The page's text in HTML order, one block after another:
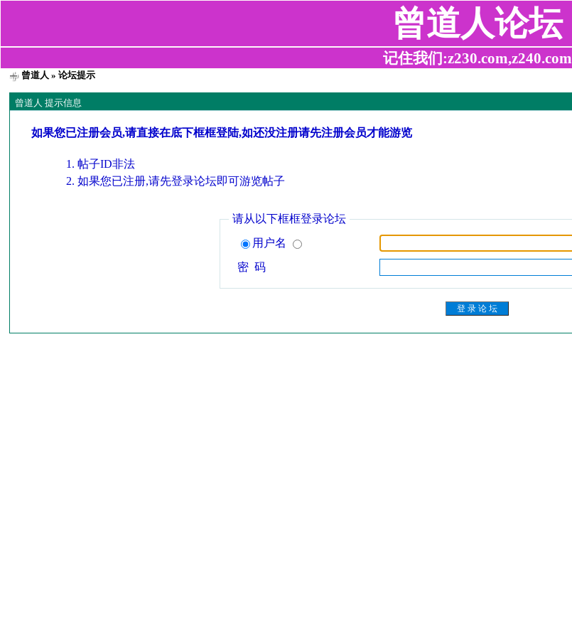
曾道人论坛
记住我们:z230.com,z240.com
曾道人 » 论坛提示
曾道人 提示信息
如果您已注册会员,请直接在底下框框登陆,如还没注册请先注册会员才能游览
帖子ID非法
如果您已注册,请先登录论坛即可游览帖子
请从以下框框登录论坛
用户名
密 码